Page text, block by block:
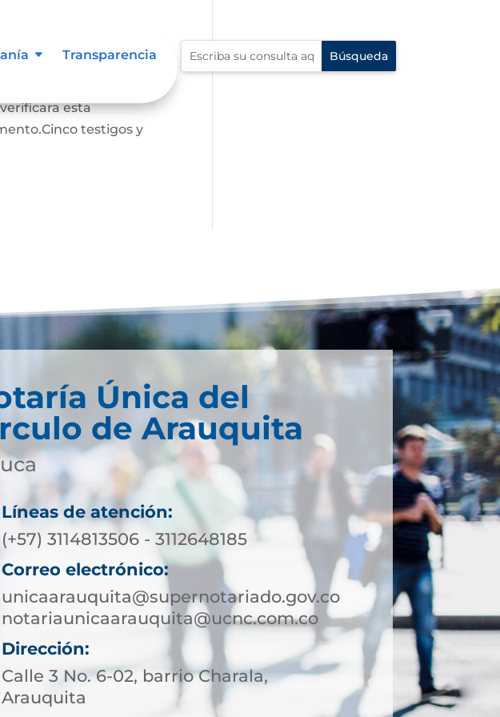
Transparencia
testamento debe ser
esta
testigos y
Única del
de Arauquita
Líneas de atención:
(+57) 3114813506 - 3112648185
Correo electrónico:
unicaarauquita@supernotariado.gov.co
notariaunicaarauquita@ucnc.com.co
Dirección:
Calle 3 No. 6-02, barrio Charala,
Arauquita